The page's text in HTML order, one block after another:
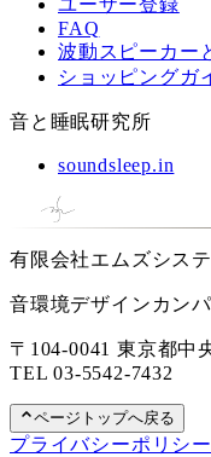
ユーザー登録
FAQ
波動スピーカー
ショッピングガ
音と睡眠研究所
soundsleep.in
有限会社エムズシス
音環境デザインカン
〒104-0041 東京都中
TEL03-5542-7432
ページトップへ戻る
プライバシーポリシ